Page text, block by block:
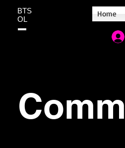
BTS
OL
Home